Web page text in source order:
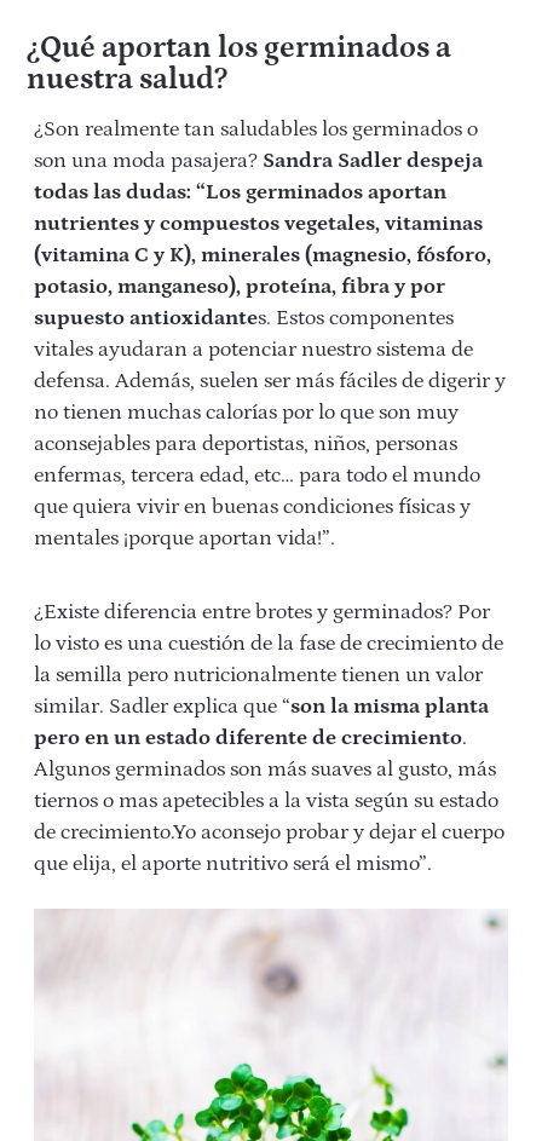
¿Qué aportan los germinados a
nuestra salud?
¿Son realmente tan saludables los germinados o
son una moda pasajera? Sandra Sadler despeja
todas las dudas: “Los germinados aportan
nutrientes y compuestos vegetales, vitaminas
(vitamina C y K), minerales (magnesio, fósforo,
potasio, manganeso), proteína, fibra y por
supuesto antioxidantes. Estos componentes
vitales ayudaran a potenciar nuestro sistema de
defensa. Además, suelen ser más fáciles de digerir y
no tienen muchas calorías por lo que son muy
aconsejables para deportistas, niños, personas
enfermas, tercera edad, etc… para todo el mundo
que quiera vivir en buenas condiciones físicas y
mentales ¡porque aportan vida!”.
¿Existe diferencia entre brotes y germinados? Por
lo visto es una cuestión de la fase de crecimiento de
la semilla pero nutricionalmente tienen un valor
similar. Sadler explica que “son la misma planta
pero en un estado diferente de crecimiento.
Algunos germinados son más suaves al gusto, más
tiernos o mas apetecibles a la vista según su estado
de crecimiento.Yo aconsejo probar y dejar el cuerpo
que elija, el aporte nutritivo será el mismo”.